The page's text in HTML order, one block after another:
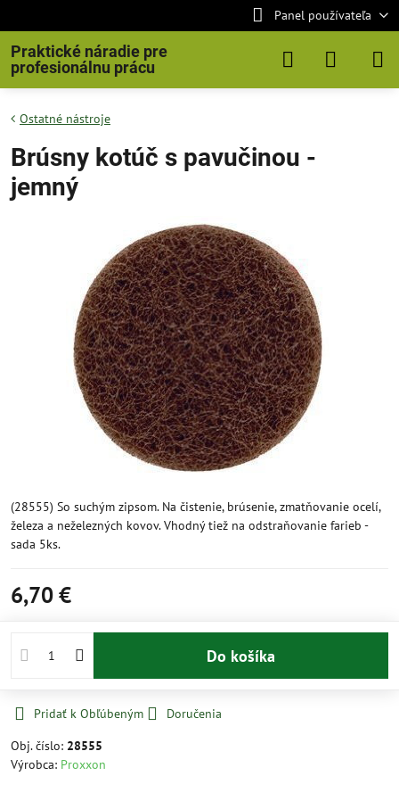
Panel používateľa
Praktické náradie pre
profesionálnu prácu
Ostatné nástroje
Brúsny kotúč s pavučinou -
jemný
(28555) So suchým zipsom. Na čistenie, brúsenie, zmatňovanie ocelí,
železa a neželezných kovov. Vhodný tiež na odstraňovanie farieb -
sada 5ks.
6,70 €
Do košíka
Pridať k Obľúbeným
Doručenia
Obj. číslo: 28555
Výrobca: Proxxon